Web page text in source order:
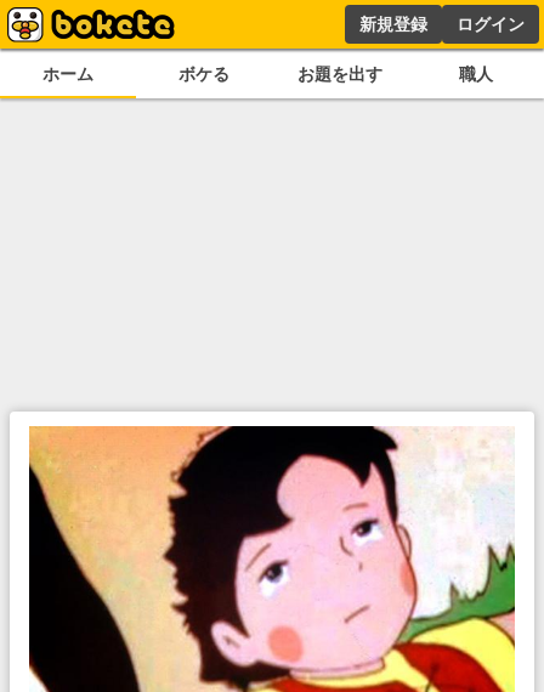
新規登録 ログイン
ホーム ボケる お題を出す 職人